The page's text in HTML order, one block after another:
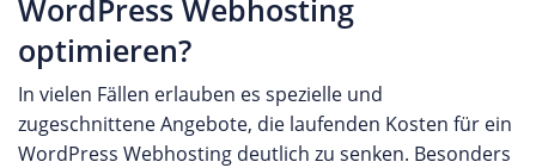
WordPress Webhosting
optimieren?
In vielen Fällen erlauben es spezielle und
zugeschnittene Angebote, die laufenden Kosten für ein
WordPress Webhosting deutlich zu senken. Besonders